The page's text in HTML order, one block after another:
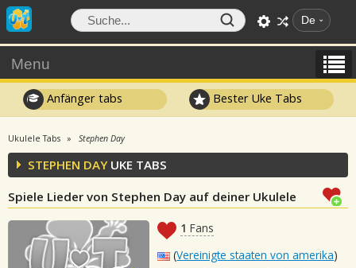
De
Menu
Anfänger tabs Bester Uke Tabs
Ukulele Tabs Stephen Day
STEPHEN DAYUKE TABS
Spiele Lieder von Stephen Day auf deiner Ukulele
1 Fans
(Vereinigte staaten von amerika)